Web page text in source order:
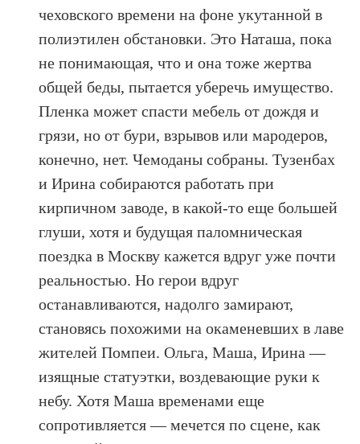
чеховского времени на фоне укутанной в
полиэтилен обстановки. Это Наташа, пока
не понимающая, что и она тоже жертва
общей беды, пытается уберечь имущество.
Пленка может спасти мебель от дождя и
грязи, но от бури, взрывов или мародеров,
конечно, нет. Чемоданы собраны. Тузенбах
и Ирина собираются работать при
кирпичном заводе, в какой-то еще большей
глуши, хотя и будущая паломническая
поездка в Москву кажется вдруг уже почти
реальностью. Но герои вдруг
останавливаются, надолго замирают,
становясь похожими на окаменевших в лаве
жителей Помпеи. Ольга, Маша, Ирина —
изящные статуэтки, воздевающие руки к
небу. Хотя Маша временами еще
сопротивляется — мечется по сцене, как